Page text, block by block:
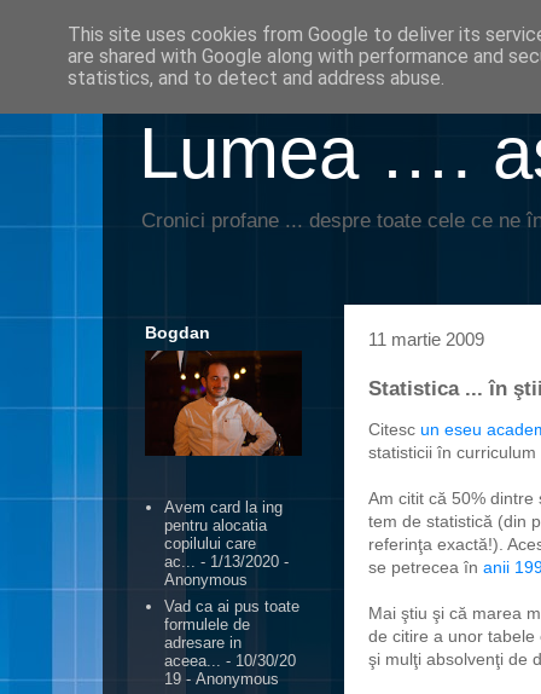
Lumea ….
Cronici profane ... despre toate cele ce ne
11 martie 2009
Statistica ... în
Citesc un eseu
statisticii în
Am citit că 50%
tem de statistică (din
referinţa exactă!).
se petrecea în anii
Mai ştiu şi că marea
de citire a unor
şi mulţi absolvenţi de
Bogdan
Avem card la ing
pentru alocatia
copilului care
ac... - 1/13/2020 -
Anonymous
Vad ca ai pus toate
formulele de
adresare in
aceea...
- 10/30/20
19 - Anonymous
This site uses cookies from Google to deliver its
are shared with Google along with performance and
statistics, and to detect and address abuse.